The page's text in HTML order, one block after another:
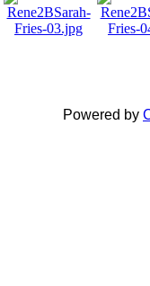
Powered by